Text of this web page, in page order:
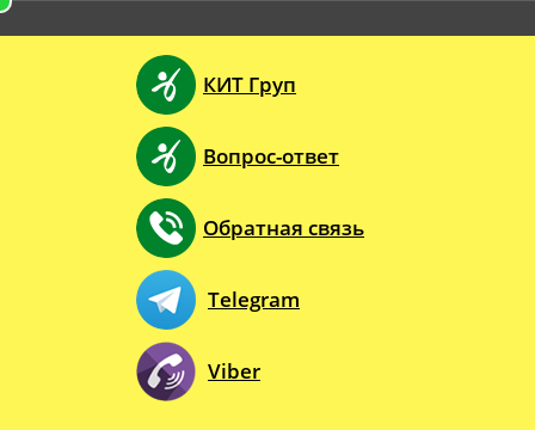
КИТ Груп
Вопрос-ответ
Обратная связь
Telegram
Viber